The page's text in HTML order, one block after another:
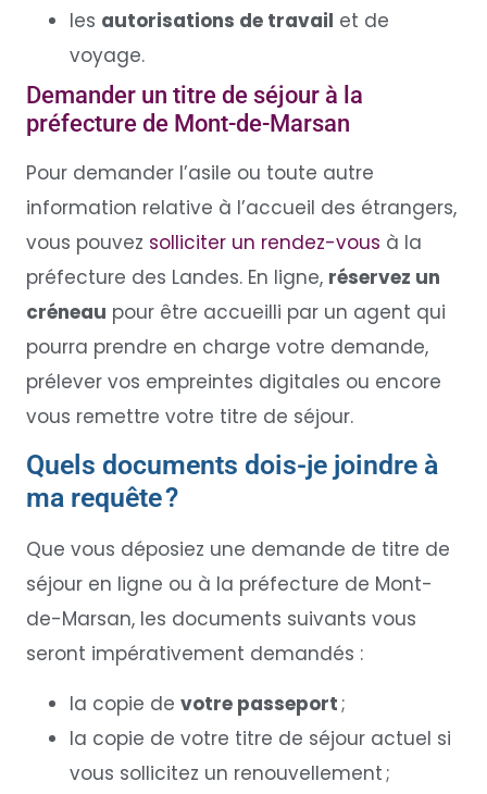
les autorisations de travail et de
voyage.
Demander un titre de séjour à la
préfecture de Mont-de-Marsan
Pour demander l’asile ou toute autre
information relative à l’accueil des étrangers,
vous pouvez solliciter un rendez-vous à la
préfecture des Landes. En ligne, réservez un
créneau pour être accueilli par un agent qui
pourra prendre en charge votre demande,
prélever vos empreintes digitales ou encore
vous remettre votre titre de séjour.
Quels documents dois-je joindre à
ma requête ?
Que vous déposiez une demande de titre de
séjour en ligne ou à la préfecture de Mont-
de-Marsan, les documents suivants vous
seront impérativement demandés :
la copie de votre passeport;
la copie de votre titre de séjour actuel si
vous sollicitez un renouvellement ;